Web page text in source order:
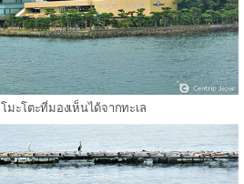
มะโตะที่มองเห็นได้จากทะเล